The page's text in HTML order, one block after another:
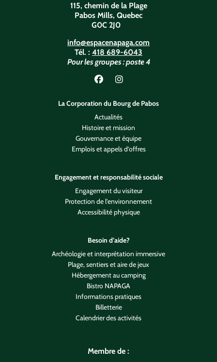
115, chemin de la Plage
Pabos Mills, Quebec
G0C 2J0
info@espacenapaga.com
Tél. : 418 689-6043
Pour les groupes : poste 4
Lien vers Facebook
Lien vers Instagram
La Corporation du Bourg de Pabos
Actualités
Histoire et mission
Gouvernance et équipe
Emplois et appels d’offres
Engagement et responsabilité sociale
Engagement du visiteur
Protection de l’environnement
Accessibilité physique
Besoin d’aide?
Archéologie et interprétation immersive
Plage, sentiers et aire de jeux
Hébergement au camping
Bistro NAPAGA
Informations pratiques
Billetterie
Calendrier des activités
Membre de :